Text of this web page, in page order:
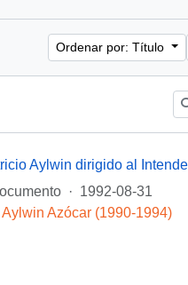
Ordenar por: Título
Aylwin dirigido al
· 1992-08-31
Azócar (1990-1994)